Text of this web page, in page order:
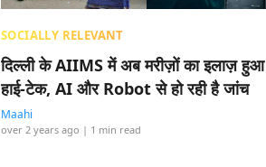
SOCIALLY RELEVANT
दिल्ली के AIIMS में अब मरीज़ों का इलाज़ हुआ
हाई-टेक, AI और Robot से हो रही है जांच
Maahi
over 2 years ago | 1 min read